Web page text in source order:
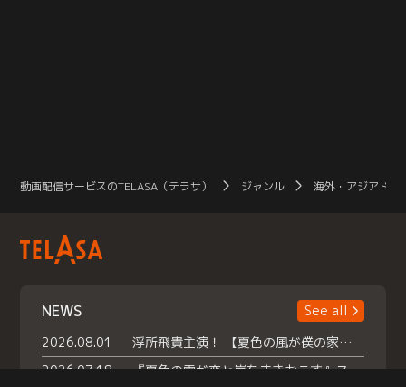
動画配信サービスのTELASA（テラサ） ジャンル 海外・アジアドラ
NEWS
See all
2026.08.01
浮所飛貴主演！ 【夏色の風が僕の家にやってきた】 本日よりテラサで独占配信スタート！
2026.07.18
『夏色の雲が恋と嵐をまきおこす』スペシャルメイキング 【Part1】2026年７月18日（土）23時30分～配信スタート！話題のシーンの裏側を大公開！豪華キャスト大集合！ 『武宮家 真夏の家族会議』開催！